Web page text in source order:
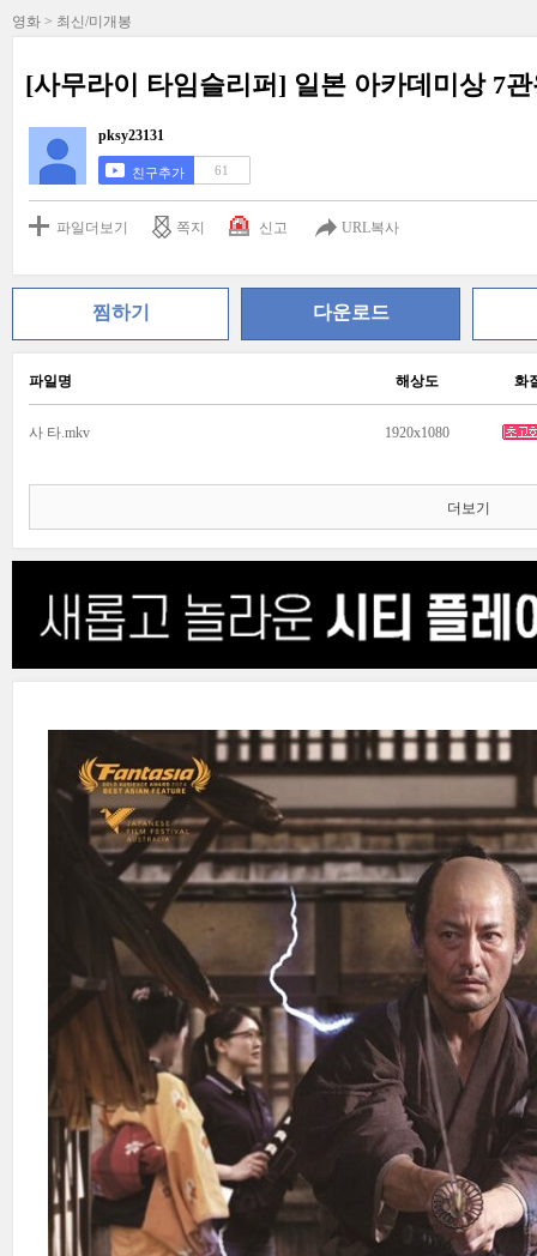
영화 > 최신/미개봉
[사무라이 타임슬리퍼] 일본 아카데미상 7
pksy23131
친구추가 61
파일더보기 쪽지 신고 URL복사
찜하기 다운로드
파일명 해상도 화
사 타.mkv 1920x1080
더보기